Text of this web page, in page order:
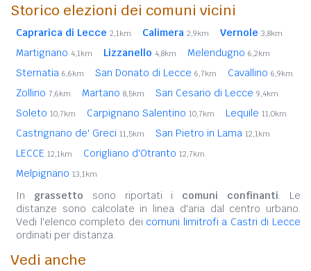
Storico elezioni dei comuni vicini
Caprarica di Lecce 2,1km Calimera 2,9km Vernole 3,8km
Martignano 4,1km Lizzanello 4,8km Melendugno 6,2km
Sternatia 6,6km San Donato di Lecce 6,7km Cavallino 6,9km
Zollino 7,6km Martano 8,5km San Cesario di Lecce 9,4km
Soleto 10,7km Carpignano Salentino 10,7km Lequile 11,0km
Castrignano de' Greci 11,5km San Pietro in Lama 12,1km
LECCE 12,1km Corigliano d'Otranto 12,7km
Melpignano 13,1km
In grassetto sono riportati i comuni confinanti. Le
distanze sono calcolate in linea d'aria dal centro urbano.
Vedi l'elenco completo dei comuni limitrofi a Castri di Lecce
ordinati per distanza.
Vedi anche